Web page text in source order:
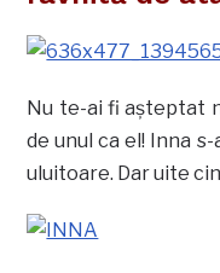
Nu te-ai fi aşteptat
de unul ca el! Inna
uluitoare. Dar uite